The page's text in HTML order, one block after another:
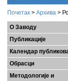
Почетак > Архива >
О Заводу
Публикације
Календар
Обрасци
Методологије и